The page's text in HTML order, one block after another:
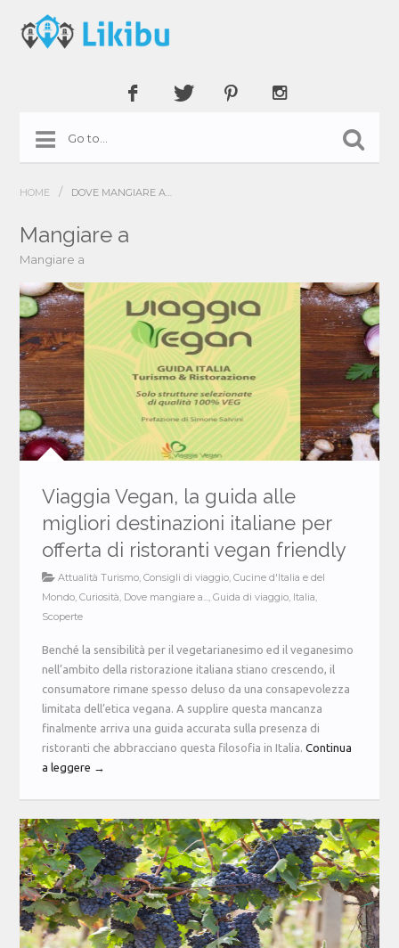
HOME / DOVE MANGIARE A…
Mangiare a
Mangiare a
Viaggia Vegan, la guida alle
migliori destinazioni italiane per
offerta di ristoranti vegan friendly
Attualità Turismo,Consigli di viaggio,Cucine d'Italia e del
Mondo,Curiosità, Dove mangiare a...,Guida di viaggio, Italia,
Scoperte
Benché la sensibilità per il vegetarianesimo ed il veganesimo
nell’ambito della ristorazione italiana stiano crescendo, il
consumatore rimane spesso deluso da una consapevolezza
limitata dell’etica vegana. A supplire questa mancanza
finalmente arriva una guida accurata sulla presenza di
ristoranti che abbracciano questa filosofia in Italia.Continua
a leggere →